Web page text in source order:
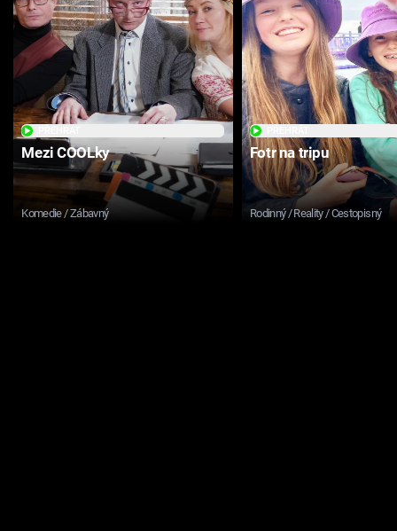
Mezi COOLky
Komedie / Zábavný
Fotr na tripu
Rodinný / Reality / Cestopisný